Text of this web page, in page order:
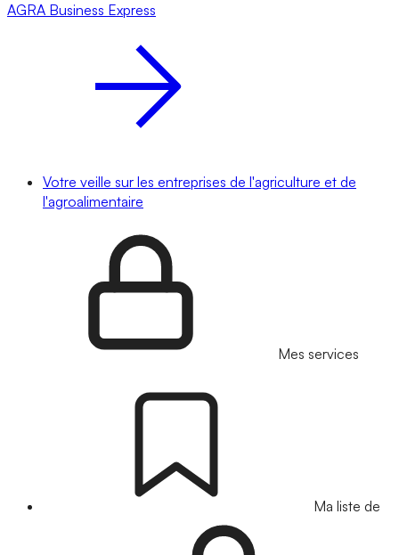
AGRA Business Express
Votre veille sur les entreprises de l'agriculture et de
l'agroalimentaire
Mes services
Ma liste de